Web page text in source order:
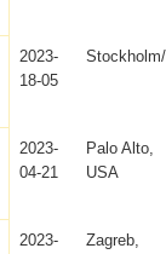
2023-
18-05
2023-
04-21
Palo Alto,
USA
2023-
Zagreb,